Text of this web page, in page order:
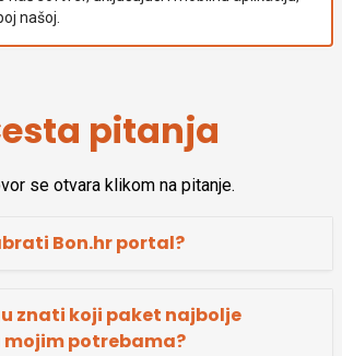
našoj.
pitanja
se otvara klikom na pitanje.
Bon.hr portal?
znati koji paket najbolje
potrebama?